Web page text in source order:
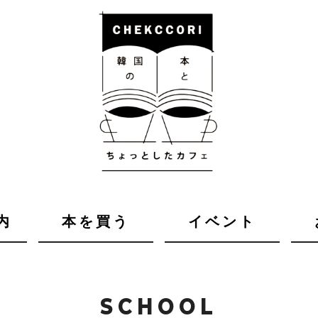
本を買う イベント
SCHOOL